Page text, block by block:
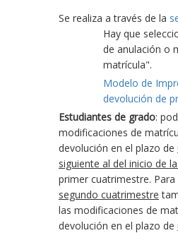
Se realiza a través de la
Hay que
de anulación o
matrícula".
Modelo de
devolución de
Estudiantes de grado:
modificaciones de
devolución en el plazo de
siguiente al del inicio de
primer cuatrimestre.
segundo cuatrimestre
las modificaciones de
devolución en el plazo de